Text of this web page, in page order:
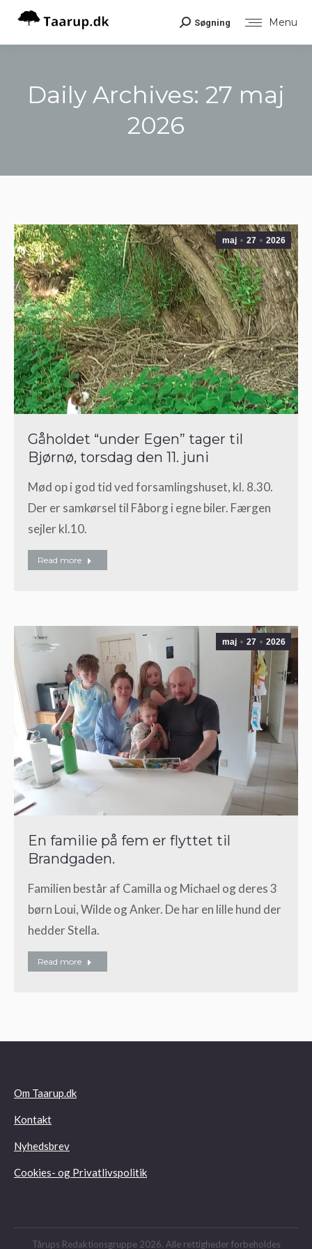
Menu
Search:
Søgning
Daily Archives: 27 maj
2026
maj 27 2026
Gåholdet “under Egen” tager til
Bjørnø, torsdag den 11. juni
Mød op i god tid ved forsamlingshuset, kl. 8.30.
Der er samkørsel til Fåborg i egne biler. Færgen
sejler kl.10.
Read more
maj 27 2026
En familie på fem er flyttet til
Brandgaden.
Familien består af Camilla og Michael og deres 3
børn Loui, Wilde og Anker. De har en lille hund der
hedder Stella.
Read more
Om Taarup.dk
Kontakt
Nyhedsbrev
Cookies- og Privatlivspolitik
Tårups Redaktionsgruppe 2026. Alle rettigheder forbeholdes